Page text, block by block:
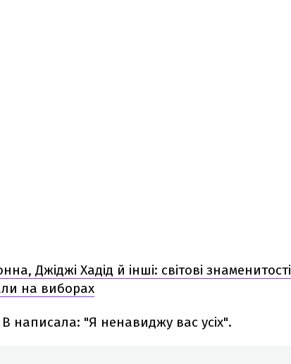
Джіджі Хадід й інші: світові знаменитості
на виборах
B написала: "Я ненавиджу вас усіх".